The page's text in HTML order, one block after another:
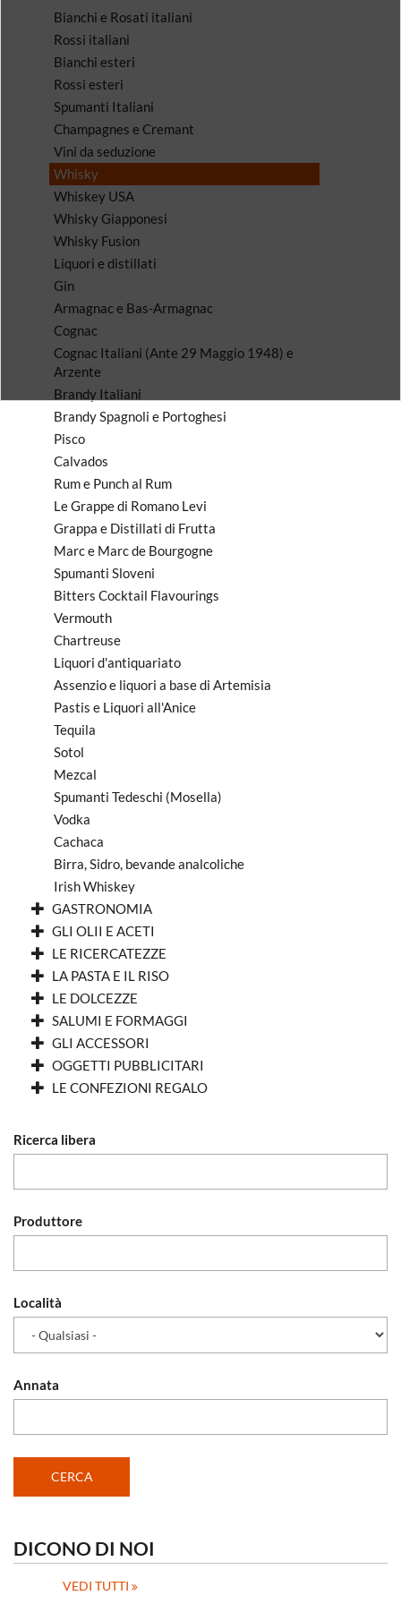
Bianchi e Rosati italiani
Rossi italiani
Bianchi esteri
Rossi esteri
Spumanti Italiani
Champagnes e Cremant
Vini da seduzione
Whisky
Whiskey USA
Whisky Giapponesi
Whisky Fusion
Liquori e distillati
Gin
Armagnac e Bas-Armagnac
Cognac
Cognac Italiani (Ante 29 Maggio 1948) e
Arzente
Brandy Italiani
Brandy Spagnoli e Portoghesi
Pisco
Calvados
Rum e Punch al Rum
Le Grappe di Romano Levi
Grappa e Distillati di Frutta
Marc e Marc de Bourgogne
Spumanti Sloveni
Bitters Cocktail Flavourings
Vermouth
Chartreuse
Liquori d'antiquariato
Assenzio e liquori a base di Artemisia
Pastis e Liquori all'Anice
Tequila
Sotol
Mezcal
Spumanti Tedeschi (Mosella)
Vodka
Cachaca
Birra, Sidro, bevande analcoliche
Irish Whiskey
GASTRONOMIA
GLI OLII E ACETI
LE RICERCATEZZE
LA PASTA E IL RISO
LE DOLCEZZE
SALUMI E FORMAGGI
GLI ACCESSORI
OGGETTI PUBBLICITARI
LE CONFEZIONI REGALO
Ricerca libera
Produttore
Località
Annata
DICONO DI NOI
VEDI TUTTI